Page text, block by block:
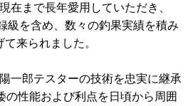
在まで長年愛用していただき、
級を含め、数々の釣果実績を積み
て来られました。
一郎テスターの技術を忠実に継承
の性能および利点を日頃から周囲